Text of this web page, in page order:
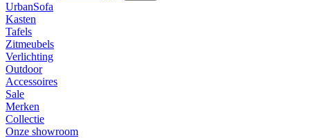
UrbanSofa
Kasten
Tafels
Zitmeubels
Verlichting
Outdoor
Accessoires
Sale
Merken
Collectie
Onze showroom